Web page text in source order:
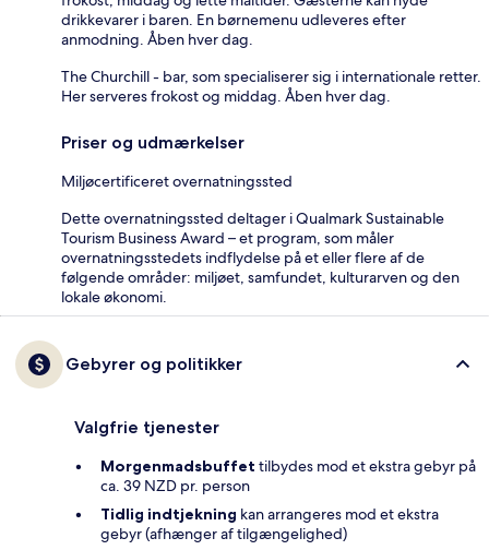
drikkevarer i baren. En børnemenu udleveres efter
anmodning. Åben hver dag.
The Churchill - bar, som specialiserer sig i internationale retter.
Her serveres frokost og middag. Åben hver dag.
Priser og udmærkelser
Miljøcertificeret overnatningssted
Dette overnatningssted deltager i Qualmark Sustainable
Tourism Business Award – et program, som måler
overnatningsstedets indflydelse på et eller flere af de
følgende områder: miljøet, samfundet, kulturarven og den
lokale økonomi.
Gebyrer og politikker
Valgfrie tjenester
Morgenmadsbuffet tilbydes mod et ekstra gebyr på
ca. 39 NZD pr. person
Tidlig indtjekning kan arrangeres mod et ekstra
gebyr (afhænger af tilgængelighed)